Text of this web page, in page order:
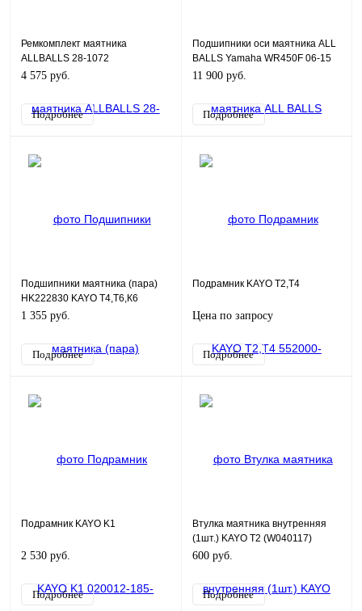
Ремкомплект маятника
ALLBALLS 28-1072
4 575 руб.
Подробнее
Подшипники оси маятника ALL
BALLS Yamaha WR450F 06-15
YZ250 06-16 YZ250F 06-13 (28-
11 900 руб.
Подробнее
Подшипники маятника (пара)
HK222830 KAYO T4,T6,К6
1 355 руб.
Подробнее
Подрамник KAYO T2,T4
Цена по запросу
Подробнее
Подрамник KAYO K1
2 530 руб.
Подробнее
Втулка маятника внутренняя
(1шт.) KAYO Т2 (W040117)
600 руб.
Подробнее